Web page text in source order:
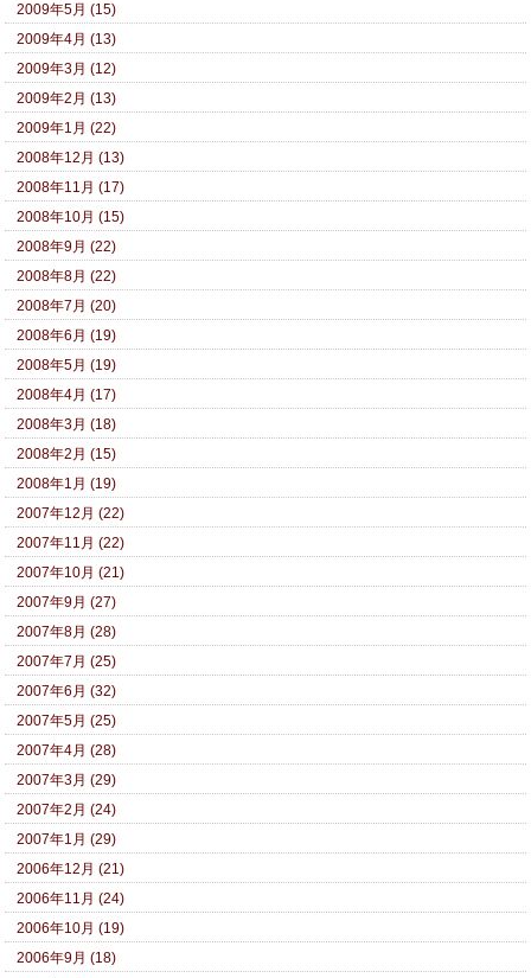
2009年5月 (15)
2009年4月 (13)
2009年3月 (12)
2009年2月 (13)
2009年1月 (22)
2008年12月 (13)
2008年11月 (17)
2008年10月 (15)
2008年9月 (22)
2008年8月 (22)
2008年7月 (20)
2008年6月 (19)
2008年5月 (19)
2008年4月 (17)
2008年3月 (18)
2008年2月 (15)
2008年1月 (19)
2007年12月 (22)
2007年11月 (22)
2007年10月 (21)
2007年9月 (27)
2007年8月 (28)
2007年7月 (25)
2007年6月 (32)
2007年5月 (25)
2007年4月 (28)
2007年3月 (29)
2007年2月 (24)
2007年1月 (29)
2006年12月 (21)
2006年11月 (24)
2006年10月 (19)
2006年9月 (18)